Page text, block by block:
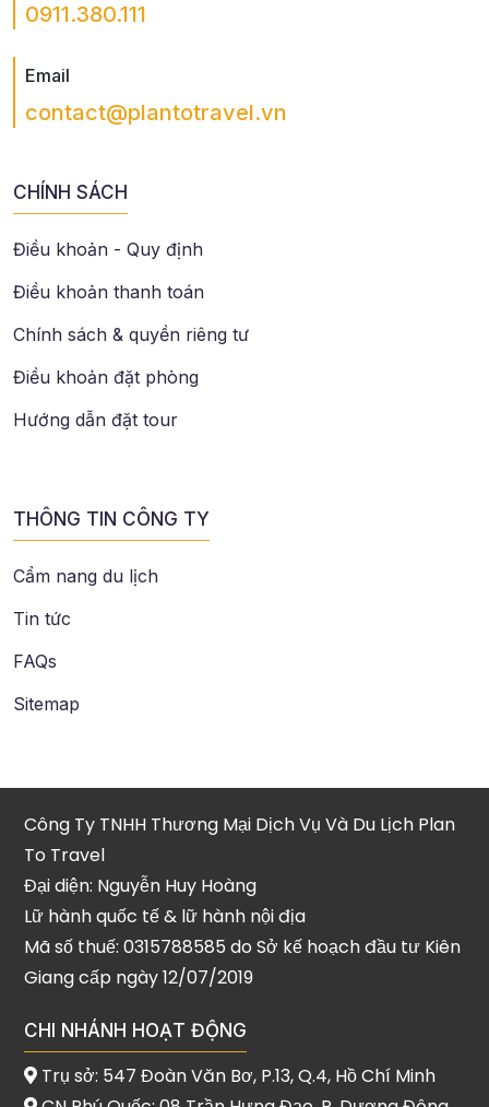
0911.380.111
Email
contact@plantotravel.vn
CHÍNH SÁCH
Điều khoản - Quy định
Điều khoản thanh toán
Chính sách & quyền riêng tư
Điều khoản đặt phòng
Hướng dẫn đặt tour
THÔNG TIN CÔNG TY
Cẩm nang du lịch
Tin tức
FAQs
Sitemap
Công Ty TNHH Thương Mại Dịch Vụ Và Du Lịch Plan
To Travel
Đại diện: Nguyễn Huy Hoàng
Lữ hành quốc tế & lữ hành nội địa
Mã số thuế: 0315788585 do Sở kế hoạch đầu tư Kiên
Giang cấp ngày 12/07/2019
CHI NHÁNH HOẠT ĐỘNG
Trụ sở: 547 Đoàn Văn Bơ, P.13, Q.4, Hồ Chí Minh